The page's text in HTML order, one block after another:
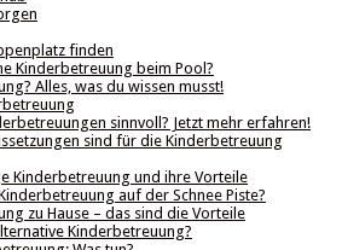
finden
Kinderbetreuung beim Pool?
Alles, was du wissen musst!
sinnvoll? Jetzt mehr erfahren!
sind für die Kinderbetreuung
Kinderbetreuung und ihre Vorteile
auf der Schnee Piste?
zu Hause – das sind die Vorteile
Kinderbetreuung?